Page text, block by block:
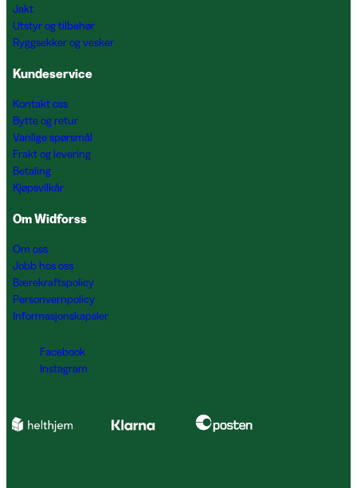
Jakt
Utstyr og tilbehør
Ryggsekker og vesker
Kundeservice
Kontakt oss
Bytte og retur
Vanlige spørsmål
Frakt og levering
Betaling
Kjøpsvilkår
Om Widforss
Om oss
Jobb hos oss
Bærekraftspolicy
Personvernpolicy
Informasjonskapsler
Facebook
Instagram